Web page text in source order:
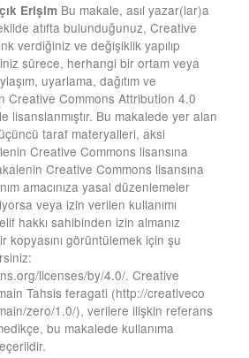
Erişim Bu makale, asıl yazar(lar)a
atıfta bulunduğunuz, Creative
verdiğiniz ve değişiklik yapılıp
sürece, herhangi bir ortam veya
uyarlama, dağıtım ve
Creative Commons Attribution 4.0
lisanslanmıştır. Bu makalede yer alan
taraf materyalleri, aksi
Creative Commons lisansına
Creative Commons lisansına
amacınıza yasal düzenlemeler
veya izin verilen kullanımı
hakkı sahibinden izin almanız
kopyasını görüntülemek için şu
licenses/by/4.0/. Creative
Tahsis feragati (http://creativeco
zero/1.0/), verilere ilişkin referans
bu makalede kullanıma